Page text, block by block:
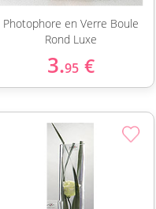
Photophore en Verre Boule
Rond Luxe
3.95 €